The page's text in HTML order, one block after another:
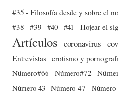
#35 - Filosofía desde y sobre el
#38
#39 #40 #41 - Hojear el
Artículos coronavirus
Entrevistas erotismo y
Número#66
Número#72
Número 43 Número 47 Número